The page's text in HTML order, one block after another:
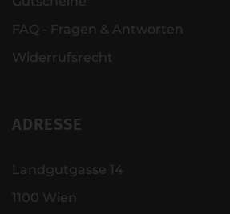
FAQ - Fragen & Antworten
Widerrufsrecht
ADRESSE
Landgutgasse 14
1100 Wien